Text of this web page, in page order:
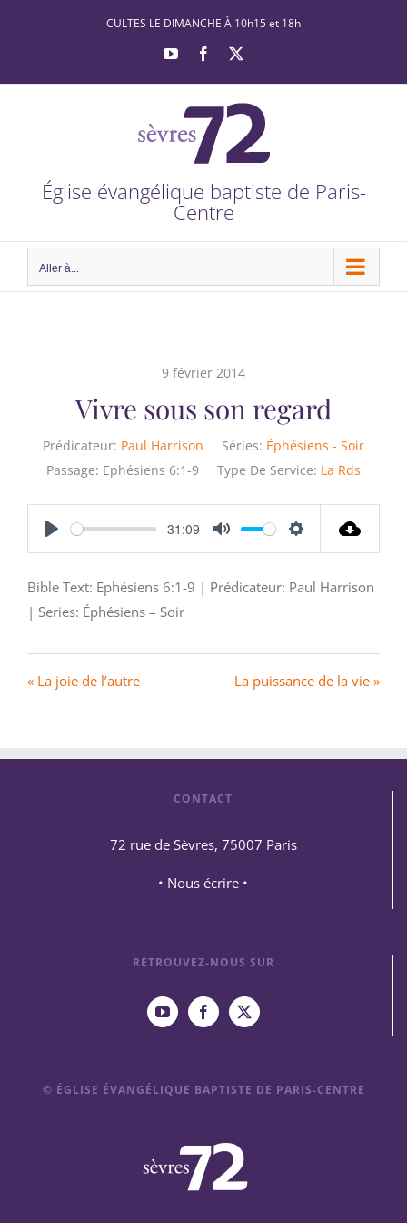
CULTES LE DIMANCHE À 10h15 et 18h
YouTubeFacebook
Église évangélique baptiste de Paris-
Centre
Aller à...
9 février 2014
Vivre sous son regard
Prédicateur: Paul Harrison Séries: Éphésiens - Soir
Passage: Ephésiens 6:1-9 Type De Service: La Rds
Play
-31:09
Mute Settings
Bible Text: Ephésiens 6:1-9 | Prédicateur: Paul Harrison
| Series: Éphésiens – Soir
« La joie de l’autre La puissance de la vie »
CONTACT
72 rue de Sèvres, 75007 Paris
• Nous écrire •
RETROUVEZ-NOUS SUR
© ÉGLISE ÉVANGÉLIQUE BAPTISTE DE PARIS-CENTRE